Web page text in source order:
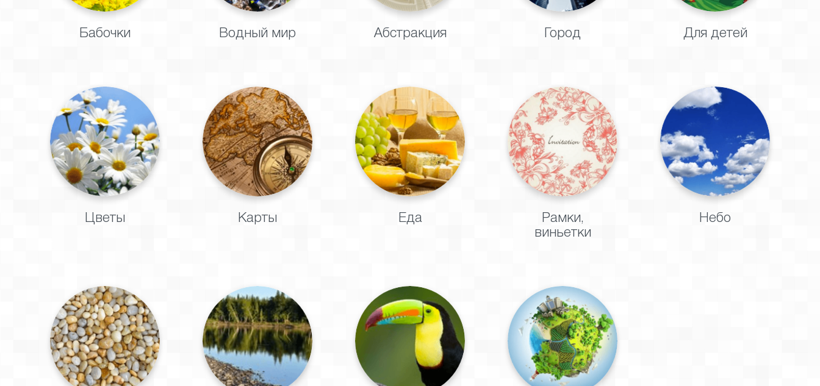
Бабочки Водный мир Абстракция Город Для детей
Цветы Карты Еда
Рамки,
виньетки
Небо